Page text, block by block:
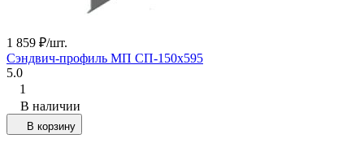
1 859 ₽/шт.
Сэндвич-профиль МП СП-150х595
5.0
1
В наличии
В корзину